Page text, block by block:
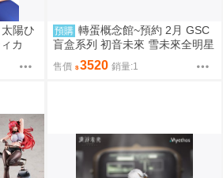
陽ひ
カ
嫁
預購 轉蛋概念館~預約 2月 GSC
盲盒系列 初音未來 雪未來全明星
模型收藏 Vol.2 8入 超商付款免訂
金
售價 3520 銷量:1